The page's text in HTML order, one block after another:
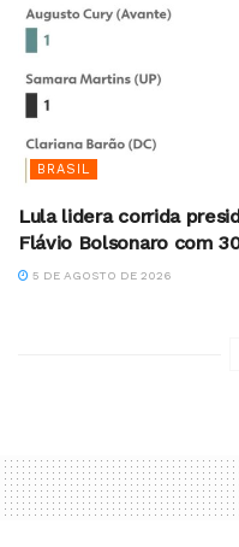
BRASIL
Lula lidera corrida
Flávio Bolsonaro com
5 DE AGOSTO DE 2026